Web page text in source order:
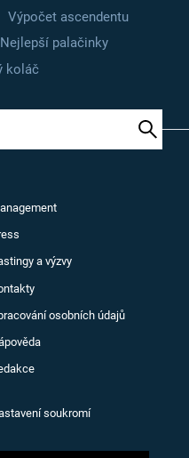
Výpočet ascendentu
Nejlepší palačinky
koláč
a výzvy
osobních údajů
soukromí